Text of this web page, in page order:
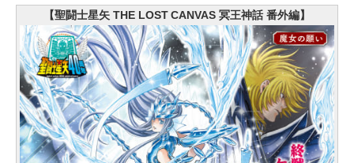
【聖闘士星矢 THE LOST CANVAS 冥王神話 番外編】